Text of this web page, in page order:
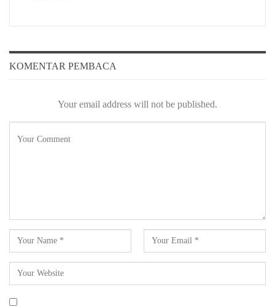
KOMENTAR PEMBACA
Your email address will not be published.